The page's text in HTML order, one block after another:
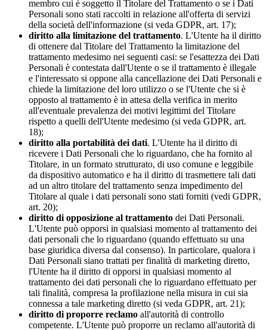
membro cui è soggetto il Titolare del Trattamento o se i Dati
Personali sono stati raccolti in relazione all'offerta di servizi
della società dell'informazione (si veda GDPR, art. 17);
diritto alla limitazione del trattamento. L'Utente ha il diritto
di ottenere dal Titolare del Trattamento la limitazione del
trattamento medesimo nei seguenti casi: se l'esattezza dei Dati
Personali è contestata dall'Utente o se il trattamento è illegale
e l'interessato si oppone alla cancellazione dei Dati Personali e
chiede la limitazione del loro utilizzo o se l'Utente che si è
opposto al trattamento è in attesa della verifica in merito
all'eventuale prevalenza dei motivi legittimi del Titolare
rispetto a quelli dell'Utente medesimo (si veda GDPR, art.
18);
diritto alla portabilità dei dati. L'Utente ha il diritto di
ricevere i Dati Personali che lo riguardano, che ha fornito al
Titolare, in un formato strutturato, di uso comune e leggibile
da dispositivo automatico e ha il diritto di trasmettere tali dati
ad un altro titolare del trattamento senza impedimento del
Titolare al quale i dati personali sono stati forniti (vedi GDPR,
art. 20);
diritto di opposizione al trattamento dei Dati Personali.
L'Utente può opporsi in qualsiasi momento al trattamento dei
dati personali che lo riguardano (quando effettuato su una
base giuridica diversa dal consenso). In particolare, qualora i
Dati Personali siano trattati per finalità di marketing diretto,
l'Utente ha il diritto di opporsi in qualsiasi momento al
trattamento dei dati personali che lo riguardano effettuato per
tali finalità, compresa la profilazione nella misura in cui sia
connessa a tale marketing diretto (si veda GDPR, art. 21);
diritto di proporre reclamo all'autorità di controllo
competente. L'Utente può proporre un reclamo all'autorità di